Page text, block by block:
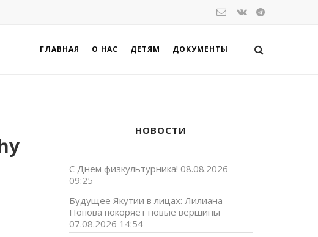
ГЛАВНАЯ О НАС ДЕТЯМ ДОКУМЕНТЫ
НОВОСТИ
С Днем физкультурника! 08.08.2026
09:25
Будущее Якутии в лицах: Лилиана
Попова покоряет новые вершины
07.08.2026 14:54